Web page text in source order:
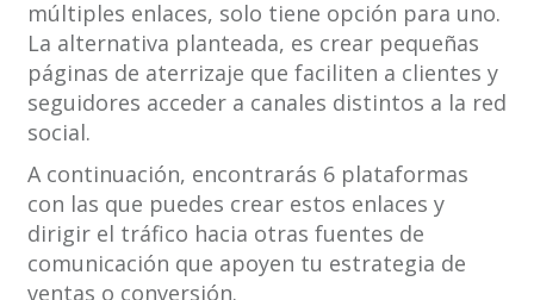
múltiples enlaces, solo tiene opción para uno.
La alternativa planteada, es crear pequeñas
páginas de aterrizaje que faciliten a clientes y
seguidores acceder a canales distintos a la red
social.
A continuación, encontrarás 6 plataformas
con las que puedes crear estos enlaces y
dirigir el tráfico hacia otras fuentes de
comunicación que apoyen tu estrategia de
ventas o conversión.